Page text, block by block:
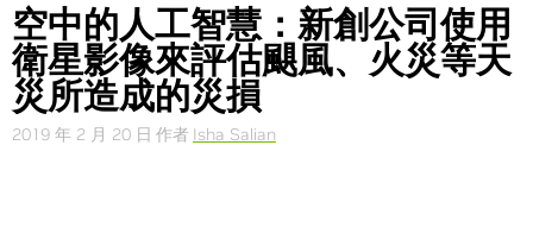
空中的人工智慧：新創公司使用
衛星影像來評估颶風、火災等天
災所造成的災損
2019 年 2 月 20 日 作者 Isha Salian